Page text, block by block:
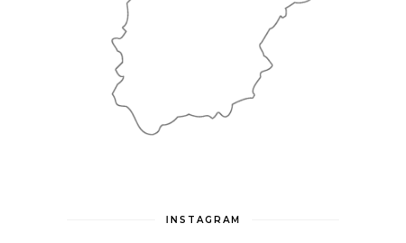
INSTAGRAM